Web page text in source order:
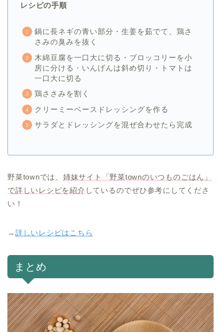
レシピの手順
鍋に長ネギの青い部分・生姜を茹でて、鶏さ
さみの臭みを抜く
木綿豆腐を一口大に切る・ブロッコリーを小
房に分ける・いんげんは斜め切り・トマトは
一口大に切る
鶏ささみを割く
クリーミーベースドレッシングを作る
サラダとドレッシングを混ぜ合わせたら完成
野菜townでは、 姉妹サイト「野菜townのいつものごはん」
で詳しいレシピを紹介 しているのでぜひ参考にしてくださ
い！
→ 詳しいレシピはこちら
まとめ